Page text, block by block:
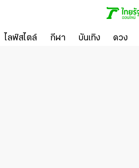
ไลฟ์สไตล์ กีฬา บันเทิง ดวง